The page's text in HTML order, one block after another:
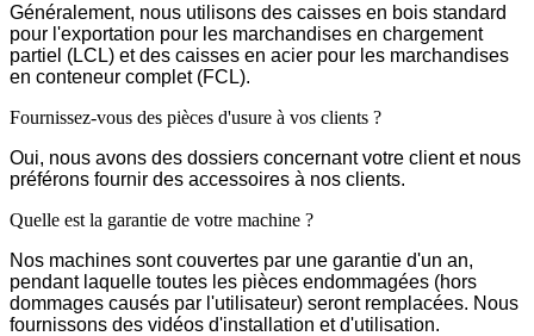
Généralement, nous utilisons des caisses en bois standard
pour l'exportation pour les marchandises en chargement
partiel (LCL) et des caisses en acier pour les marchandises
en conteneur complet (FCL).
Fournissez-vous des pièces d'usure à vos clients ?
Oui, nous avons des dossiers concernant votre client et nous
préférons fournir des accessoires à nos clients.
Quelle est la garantie de votre machine ?
Nos machines sont couvertes par une garantie d'un an,
pendant laquelle toutes les pièces endommagées (hors
dommages causés par l'utilisateur) seront remplacées. Nous
fournissons des vidéos d'installation et d'utilisation.